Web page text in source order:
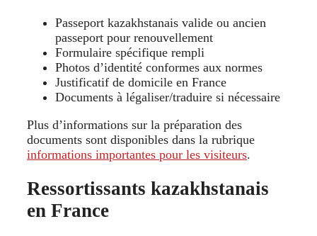
Passeport kazakhstanais valide ou ancien
passeport pour renouvellement
Formulaire spécifique rempli
Photos d’identité conformes aux normes
Justificatif de domicile en France
Documents à légaliser/traduire si nécessaire
Plus d’informations sur la préparation des
documents sont disponibles dans la rubrique
informations importantes pour les visiteurs.
Ressortissants kazakhstanais
en France